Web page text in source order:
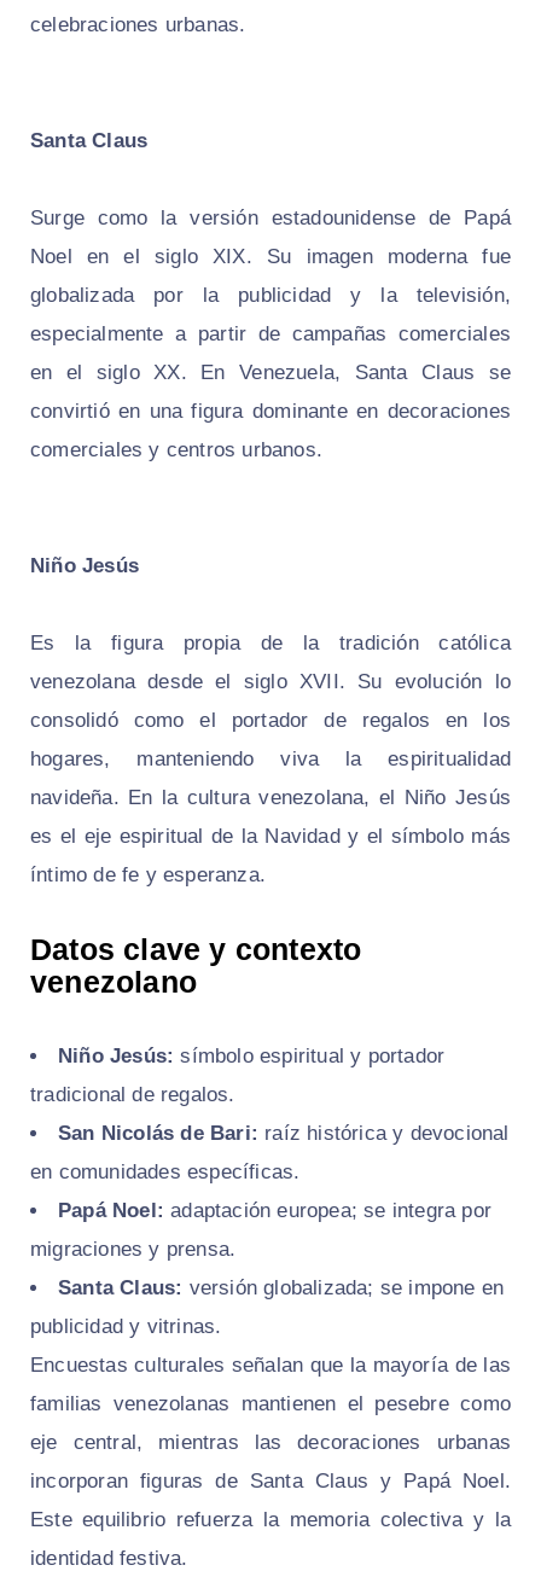
celebraciones urbanas.
Santa Claus
Surge como la versión estadounidense de Papá
Noel en el siglo XIX. Su imagen moderna fue
globalizada por la publicidad y la televisión,
especialmente a partir de campañas comerciales
en el siglo XX. En Venezuela, Santa Claus se
convirtió en una figura dominante en decoraciones
comerciales y centros urbanos.
Niño Jesús
Es la figura propia de la tradición católica
venezolana desde el siglo XVII. Su evolución lo
consolidó como el portador de regalos en los
hogares, manteniendo viva la espiritualidad
navideña. En la cultura venezolana, el Niño Jesús
es el eje espiritual de la Navidad y el símbolo más
íntimo de fe y esperanza.
Datos clave y contexto
venezolano
Niño Jesús: símbolo espiritual y portador
tradicional de regalos.
San Nicolás de Bari: raíz histórica y devocional
en comunidades específicas.
Papá Noel: adaptación europea; se integra por
migraciones y prensa.
Santa Claus: versión globalizada; se impone en
publicidad y vitrinas.
Encuestas culturales señalan que la mayoría de las
familias venezolanas mantienen el pesebre como
eje central, mientras las decoraciones urbanas
incorporan figuras de Santa Claus y Papá Noel.
Este equilibrio refuerza la memoria colectiva y la
identidad festiva.